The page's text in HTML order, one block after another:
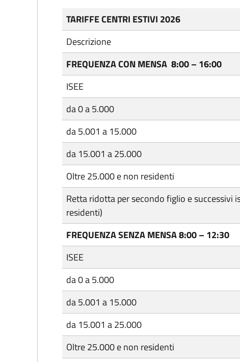
TARIFFE CENTRI ESTIVI 2026
Descrizione
FREQUENZA CON MENSA 8:00 – 16:00
ISEE
da 0 a 5.000
da 5.001 a 15.000
da 15.001 a 25.000
Oltre 25.000 e non residenti
Retta ridotta per secondo figlio e successivi
residenti)
FREQUENZA SENZA MENSA 8:00 – 12:30
ISEE
da 0 a 5.000
da 5.001 a 15.000
da 15.001 a 25.000
Oltre 25.000 e non residenti